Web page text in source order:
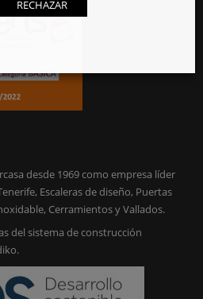
desde 1969 como empresa líder
Escaleras de diseño, Puertas
Cerramientos y Vallados.
del sistema de construcción
RECHAZAR